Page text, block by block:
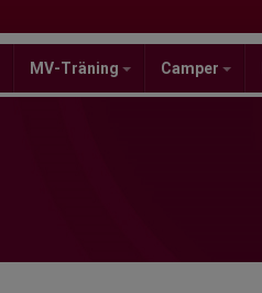
MV-Träning Camper